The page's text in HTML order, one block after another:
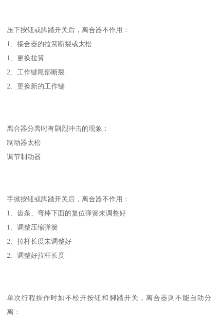
压下按钮或脚踏开关后，离合器不作用：
1、接合器的拉簧断裂或太松
1、更换拉簧
2、工作键尾部断裂
2、更换新的工作键
离合器分离时有剧烈冲击的现象：
制动器太松
调节制动器
手掀按钮或脚踏开关后，离合器不作用：
1、齿条、弯棒下面的复位弹簧未调整好
1、调整压缩弹簧
2、拉杆长度未调整好
2、调整好拉杆长度
单次行程操作时如不松开按钮和脚踏开关，离合器则不能自动分
离：